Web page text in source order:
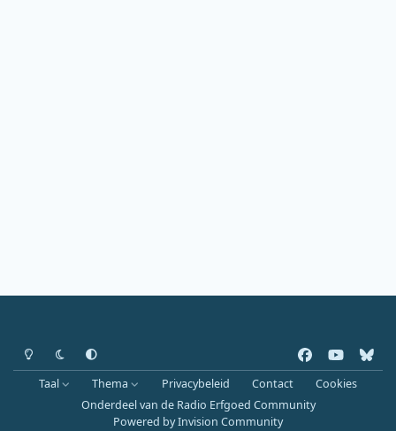
Heldere modus
Donkere modus
Systeemvoorkeur
a
c
e
o
u
b
l
u
Taal Thema Privacybeleid Contact
Cookies
Onderdeel van de Radio Erfgoed Community
Powered byInvision Community